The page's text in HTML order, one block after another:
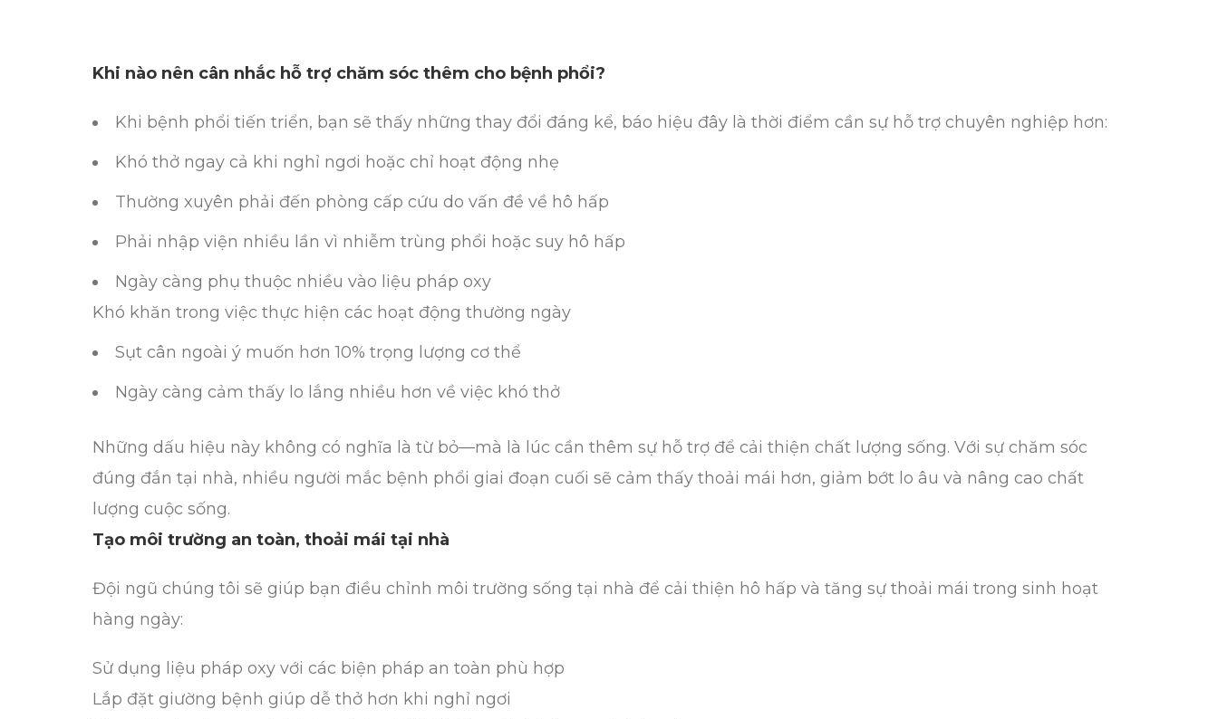
Khi nào nên cân nhắc hỗ trợ chăm sóc thêm cho bệnh phổi?
Khi bệnh phổi tiến triển, bạn sẽ thấy những thay đổi đáng kể, báo hiệu đây là thời điểm cần sự hỗ trợ chuyên nghiệp hơn:
Khó thở ngay cả khi nghỉ ngơi hoặc chỉ hoạt động nhẹ
Thường xuyên phải đến phòng cấp cứu do vấn đề về hô hấp
Phải nhập viện nhiều lần vì nhiễm trùng phổi hoặc suy hô hấp
Ngày càng phụ thuộc nhiều vào liệu pháp oxy
Khó khăn trong việc thực hiện các hoạt động thường ngày
Sụt cân ngoài ý muốn hơn 10% trọng lượng cơ thể
Ngày càng cảm thấy lo lắng nhiều hơn về việc khó thở
Những dấu hiệu này không có nghĩa là từ bỏ—mà là lúc cần thêm sự hỗ trợ để cải thiện chất lượng sống. Với sự chăm sóc
đúng đắn tại nhà, nhiều người mắc bệnh phổi giai đoạn cuối sẽ cảm thấy thoải mái hơn, giảm bớt lo âu và nâng cao chất
lượng cuộc sống.
Tạo môi trường an toàn, thoải mái tại nhà
Đội ngũ chúng tôi sẽ giúp bạn điều chỉnh môi trường sống tại nhà để cải thiện hô hấp và tăng sự thoải mái trong sinh hoạt
hàng ngày:
Sử dụng liệu pháp oxy với các biện pháp an toàn phù hợp
Lắp đặt giường bệnh giúp dễ thở hơn khi nghỉ ngơi